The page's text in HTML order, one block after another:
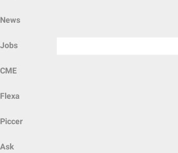
News
Jobs
CME
Flexa
Piccer
Ask